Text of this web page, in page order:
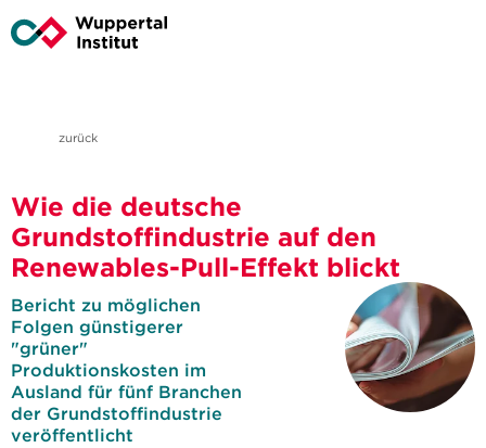
zurück
Wie die deutsche
Grundstoffindustrie auf den
Renewables-Pull-Effekt blickt
Bericht zu möglichen
Folgen günstigerer
"grüner"
Produktionskosten im
Ausland für fünf Branchen
der Grundstoffindustrie
veröffentlicht